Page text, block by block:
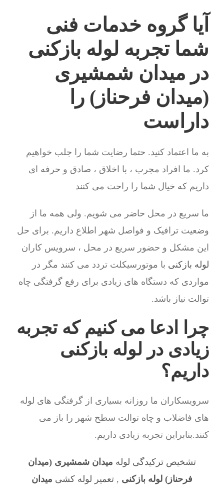
آیا گروه خدمات فنی
شما تجربه لوله بازکنی
در میدان شمشیری
(میدان فرحناز) را
داراست
به ما اعتماد کنید. حتما رضایت شما را جلب خواهیم
کرد. ما افراد مجرب ، با اخلاق ، صادق و حرفه ای
داریم که خیال شما را راحت می کنند
ما سریع در محل حاضر می شویم. ولی همه ما از
وضعیت ترافیک و فواصل شهر اطلاع داریم. برای حل
این مشکل و حضور سریع در محل ، سرویس کاران
لوله بازکنی با موتورسیکلت تردد می کنند مگر در
مواردی که دستگاه های زیادی برای رفع گرفتگی چاه
توالت نیاز باشد.
چرا ادعا می کنیم که تجربه
زیادی در لوله بازکنی
داریم؟
سرویسکاران ما روزانه بسیاری از گرفتگی های لوله
های فاضلاب و چاه توالت سطح شهر را باز می
کنند.بنابراین تجربه زیادی داریم.
تشخیص ترکیدگی لوله میدان شمشیری (میدان
فرحناز) لوله بازکنی , تعمیر لوله کشی میدان